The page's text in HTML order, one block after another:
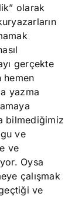
olarak
gerçekte
hemen
yazma
bilmediğimiz
ve
ve
Oysa
çalışmak
ve